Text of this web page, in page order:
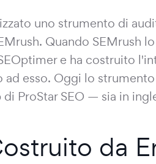
uno strumento di
Quando SEMrush
e ha costruito
ad esso. Oggi lo
ProStar SEO — sia in
da